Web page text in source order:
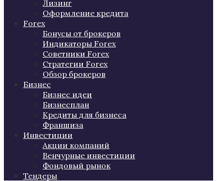
Лизинг
Оформление кредита
Forex
Бонусы от брокеров
Индикаторы Forex
Советники Forex
Стратегии Forex
Обзор брокеров
Бизнес
Бизнес идеи
Бизнесплан
Кредиты для бизнеса
Франшиза
Инвестиции
Акции компаний
Венчурные инвестиции
Фондовый рынок
Тендеры